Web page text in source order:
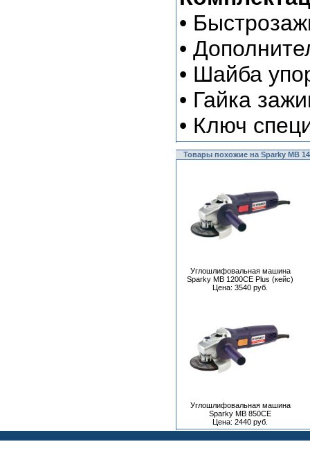
•
•
• Шайба
• Гайка
• Ключ
Товары похожие на Sparky MB
Углошлифовальная машина
Sparky MB 1200CE Plus (кейс)
Цена: 3540 руб.
Углошлифовальная машина
Sparky MB 850CE
Цена: 2440 руб.